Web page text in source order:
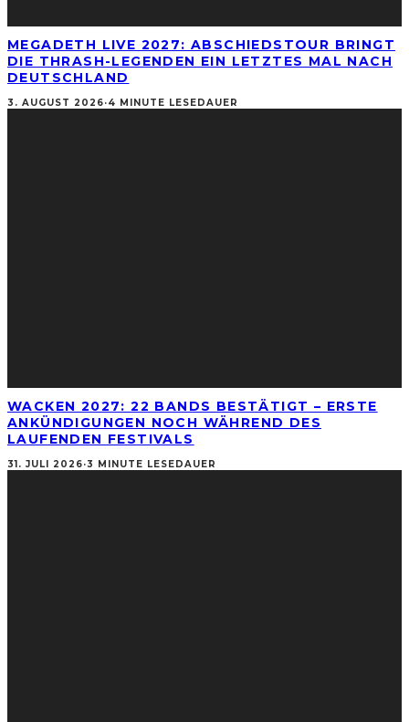
MEGADETH LIVE 2027: ABSCHIEDSTOUR BRINGT
DIE THRASH-LEGENDEN EIN LETZTES MAL NACH
DEUTSCHLAND
3. AUGUST 2026·4 MINUTE LESEDAUER
WACKEN 2027: 22 BANDS BESTÄTIGT – ERSTE
ANKÜNDIGUNGEN NOCH WÄHREND DES
LAUFENDEN FESTIVALS
31. JULI 2026·3 MINUTE LESEDAUER